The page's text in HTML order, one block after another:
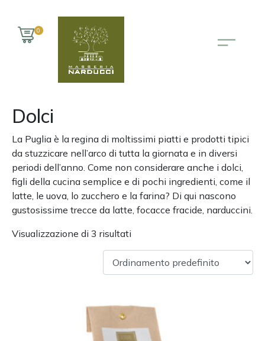
0
Dolci
La Puglia è la regina di moltissimi piatti e prodotti tipici
da stuzzicare nell’arco di tutta la giornata e in diversi
periodi dell’anno. Come non considerare anche i dolci,
figli della cucina semplice e di pochi ingredienti, come il
latte, le uova, lo zucchero e la farina? Di qui nascono
gustosissime trecce da latte, focacce fracide, narduccini.
Visualizzazione di 3 risultati